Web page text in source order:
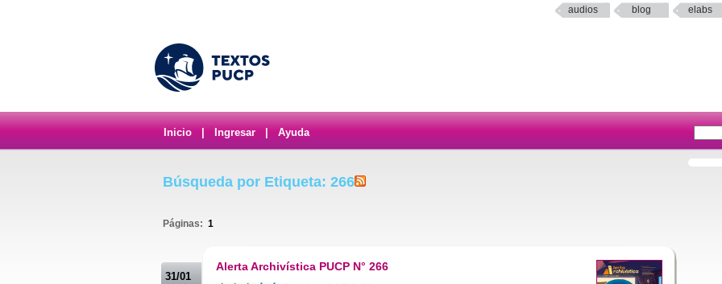
audios blog elabs
Inicio Ingresar Ayuda
Búsqueda por Etiqueta: 266
Páginas: 1
31/01
Alerta Archivística PUCP N° 266